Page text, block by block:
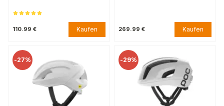
110.99 € Kaufen 269.99 € Kaufen
-27% -29%